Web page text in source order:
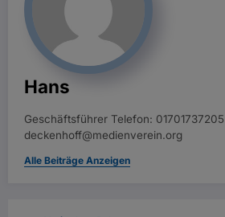
Hans
Geschäftsführer Telefon: 01701737205
deckenhoff@medienverein.org
Alle Beiträge Anzeigen